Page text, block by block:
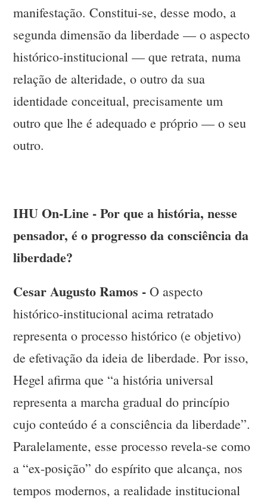
manifestação. Constitui-se, desse modo, a
segunda dimensão da liberdade — o aspecto
histórico-institucional — que retrata, numa
relação de alteridade, o outro da sua
identidade conceitual, precisamente um
outro que lhe é adequado e próprio — o seu
outro.
IHU On-Line - Por que a história, nesse
pensador, é o progresso da consciência da
liberdade?
Cesar Augusto Ramos - O aspecto
histórico-institucional acima retratado
representa o processo histórico (e objetivo)
de efetivação da ideia de liberdade. Por isso,
Hegel afirma que “a história universal
representa a marcha gradual do princípio
cujo conteúdo é a consciência da liberdade”.
Paralelamente, esse processo revela-se como
a “ex-posição” do espírito que alcança, nos
tempos modernos, a realidade institucional